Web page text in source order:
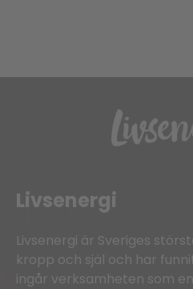
Livsenergi
Livsenergi är Sveriges
kropp och själ och har
ingår verksamheten som